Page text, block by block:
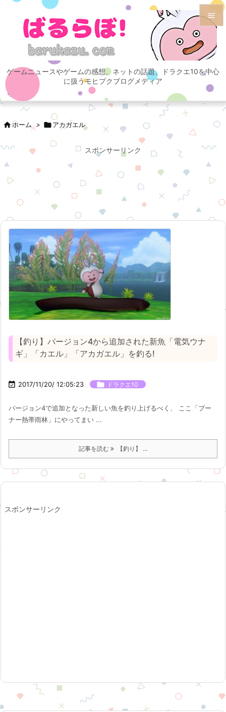
ゲームニュースやゲームの感想、ネットの話題、ドラクエ10を中心
に扱うモヒプクブログメディア

メニュ

サイド

次へ
検索
ホーム > アカガエル
スポンサーリンク
【釣り】バージョン4から追加された新魚「電気ウナ
ギ」「カエル」「アカガエル」を釣る!
 2017/11/20/ 12:05:23  ドラクエ10
バージョン4で追加となった新しい魚を釣り上げるべく、 ここ「ブー
ナー熱帯雨林」にやってまい ...
記事を読む 【釣り】 ...
スポンサーリンク